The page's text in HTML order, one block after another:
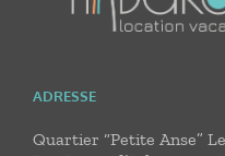
ADRESSE
Quartier “Petite Anse”